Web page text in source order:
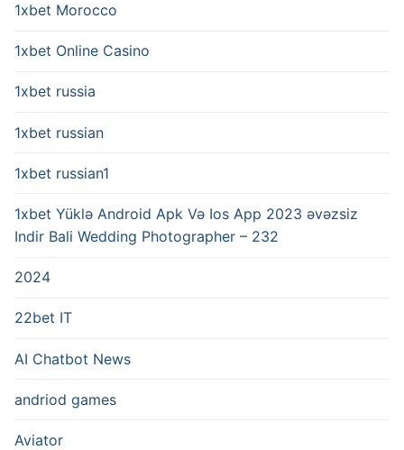
1xbet Morocco
1xbet Online Casino
1xbet russia
1xbet russian
1xbet russian1
1xbet Yüklə Android Apk Və Ios App 2023 əvəzsiz
Indir Bali Wedding Photographer – 232
2024
22bet IT
AI Chatbot News
andriod games
Aviator